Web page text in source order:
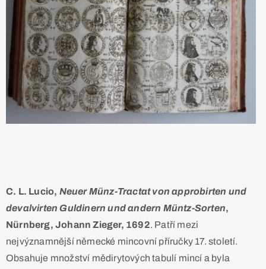
C. L. Lucio, Neuer Münz-Tractat von approbirten und
devalvirten Guldinern und andern Müntz-Sorten,
Nürnberg, Johann Zieger, 1692. Patří mezi
nejvýznamnější německé mincovní příručky 17. století.
Obsahuje množství mědirytových tabulí mincí a byla